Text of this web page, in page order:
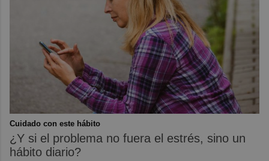
Cuidado con este hábito
¿Y si el problema no fuera el estrés, sino un
hábito diario?